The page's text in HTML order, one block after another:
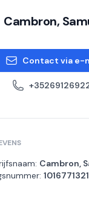
Cambron,
Contact via e-
Cambron,
1016771321